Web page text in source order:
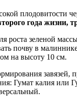
плодовитости
года жизни,
роста зеленой
почву в
на высоту 10 см.
завязей,
Гумат калия или